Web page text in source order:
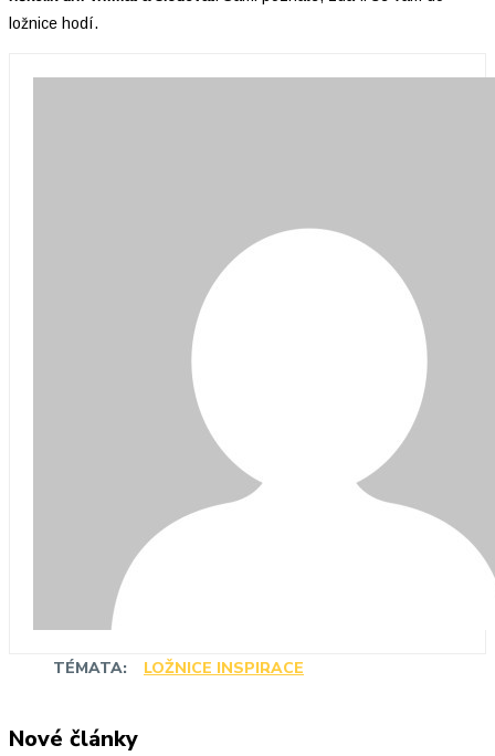
ložnice hodí.
TÉMATA: LOŽNICE INSPIRACE
Nové články